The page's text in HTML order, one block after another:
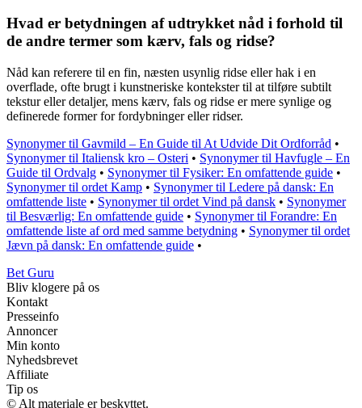
Hvad er betydningen af udtrykket nåd i forhold til
de andre termer som kærv, fals og ridse?
Nåd kan referere til en fin, næsten usynlig ridse eller hak i en
overflade, ofte brugt i kunstneriske kontekster til at tilføre subtilt
tekstur eller detaljer, mens kærv, fals og ridse er mere synlige og
definerede former for fordybninger eller ridser.
Synonymer til Gavmild – En Guide til At Udvide Dit Ordforråd •
Synonymer til Italiensk kro – Osteri • Synonymer til Havfugle – En
Guide til Ordvalg • Synonymer til Fysiker: En omfattende guide •
Synonymer til ordet Kamp • Synonymer til Ledere på dansk: En
omfattende liste • Synonymer til ordet Vind på dansk • Synonymer
til Besværlig: En omfattende guide • Synonymer til Forandre: En
omfattende liste af ord med samme betydning • Synonymer til ordet
Jævn på dansk: En omfattende guide •
Bet Guru
Bliv klogere på os
Kontakt
Presseinfo
Annoncer
Min konto
Nyhedsbrevet
Affiliate
Tip os
© Alt materiale er beskyttet.